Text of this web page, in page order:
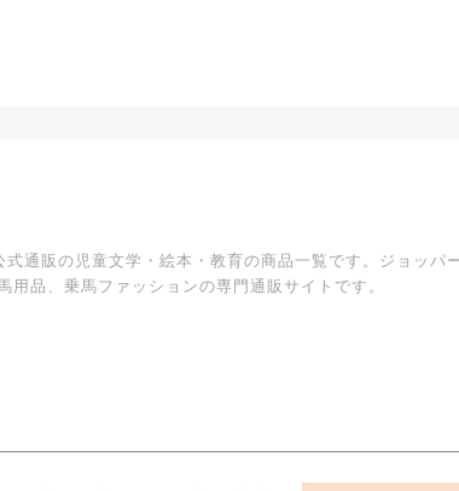
通販の児童文学・絵本・教育の商品一覧です。ジョッ
用品、乗馬ファッションの専門通販サイトです。